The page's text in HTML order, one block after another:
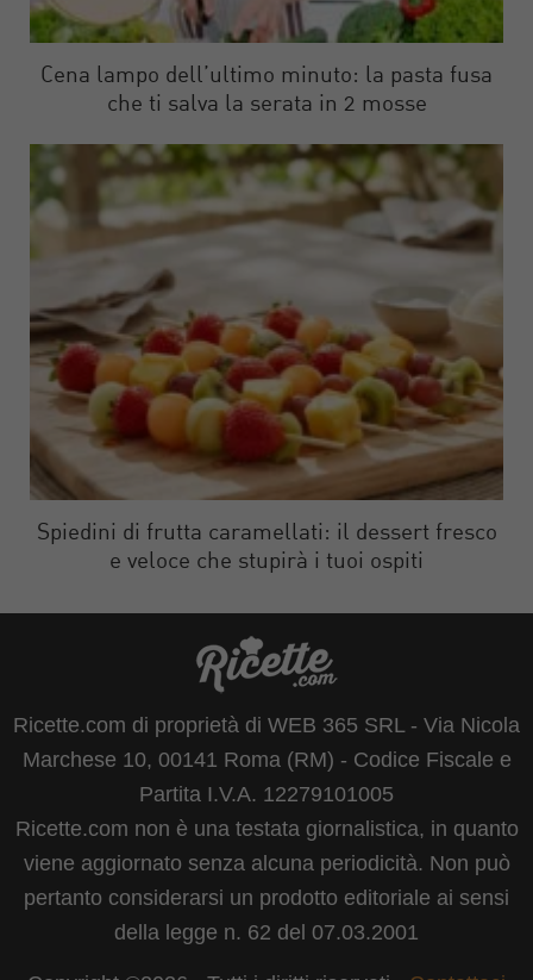
Cena lampo dell’ultimo minuto: la pasta fusa
che ti salva la serata in 2 mosse
Spiedini di frutta caramellati: il dessert fresco
e veloce che stupirà i tuoi ospiti
Ricette.com di proprietà di WEB 365 SRL - Via Nicola
Marchese 10, 00141 Roma (RM) - Codice Fiscale e
Partita I.V.A. 12279101005
Ricette.com non è una testata giornalistica, in quanto
viene aggiornato senza alcuna periodicità. Non può
pertanto considerarsi un prodotto editoriale ai sensi
della legge n. 62 del 07.03.2001